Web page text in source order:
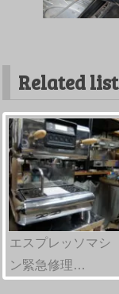
Related list
エスプレッソマシ
ン緊急修理…